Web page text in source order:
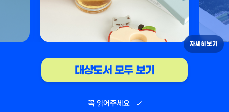
자세히보기
대상도서 모두 보기
꼭 읽어주세요